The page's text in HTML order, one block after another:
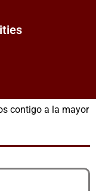
contigo a la mayor